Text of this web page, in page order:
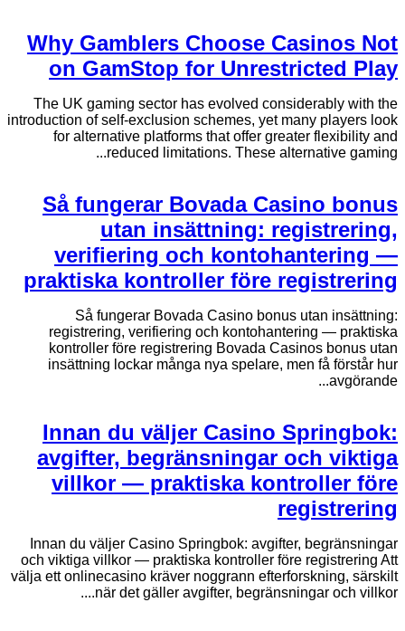
Why Gamblers Choose Casinos Not
on GamStop for Unrestricted Play
The UK gaming sector has evolved considerably with the
introduction of self-exclusion schemes, yet many players look
for alternative platforms that offer greater flexibility and
reduced limitations. These alternative gaming...
Så fungerar Bovada Casino bonus
utan insättning: registrering,
verifiering och kontohantering —
praktiska kontroller före registrering
Så fungerar Bovada Casino bonus utan insättning:
registrering, verifiering och kontohantering — praktiska
kontroller före registrering Bovada Casinos bonus utan
insättning lockar många nya spelare, men få förstår hur
avgörande...
Innan du väljer Casino Springbok:
avgifter, begränsningar och viktiga
villkor — praktiska kontroller före
registrering
Innan du väljer Casino Springbok: avgifter, begränsningar
och viktiga villkor — praktiska kontroller före registrering Att
välja ett onlinecasino kräver noggrann efterforskning, särskilt
när det gäller avgifter, begränsningar och villkor....